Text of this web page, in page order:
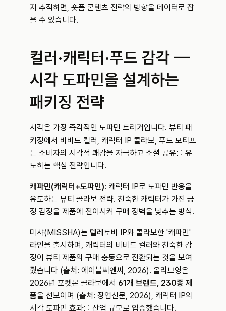
지 추적하면, 숏폼 콘텐츠 전략의 방향을 데이터로 잡
을 수 있습니다.
컬러·캐릭터·푸드 감각 —
시각 도파민을 설계하는
패키징 전략
시각은 가장 즉각적인 도파민 트리거입니다. 뷰티 패
키징에서 비비드 컬러, 캐릭터 IP 콜라보, 푸드 모티프
는 소비자의 시각적 쾌감을 자극하고 소셜 공유를 유
도하는 핵심 전략입니다.
캐파민(캐릭터+도파민): 캐릭터 IP로 도파민 반응을
유도하는 뷰티 콜라보 전략. 친숙한 캐릭터가 가진 긍
정 감정을 제품에 전이시켜 구매 장벽을 낮추는 방식.
미샤(MISSHA)는 텔레토비 IP와 콜라보한 '캐파민'
라인을 출시하며, 캐릭터의 비비드 컬러와 친숙한 감
정이 뷰티 제품의 구매 충동으로 전환되는 것을 보여
줬습니다 (출처: 에이블씨엔씨, 2026). 올리브영은
2026년 포켓몬 콜라보에서 61개 브랜드, 230종 제
품을 선보이며 (출처: 장업신문, 2026), 캐릭터 IP의
시각 도파민 효과를 산업 규모로 입증했습니다.